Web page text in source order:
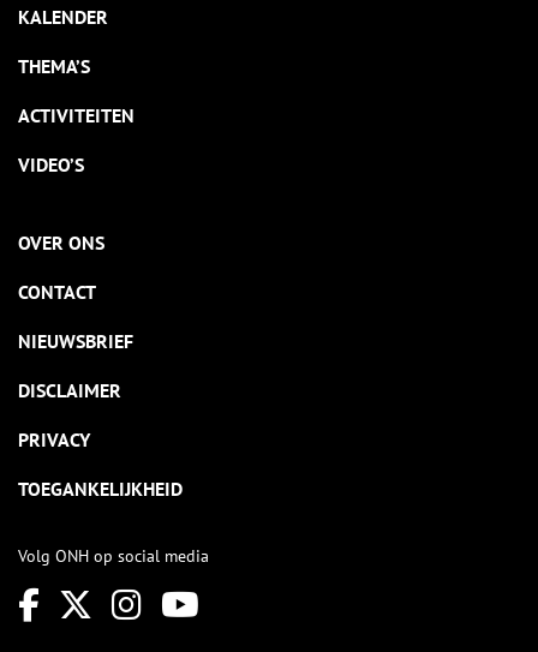
KALENDER
THEMA’S
ACTIVITEITEN
VIDEO’S
OVER ONS
CONTACT
NIEUWSBRIEF
DISCLAIMER
PRIVACY
TOEGANKELIJKHEID
Volg ONH op social media